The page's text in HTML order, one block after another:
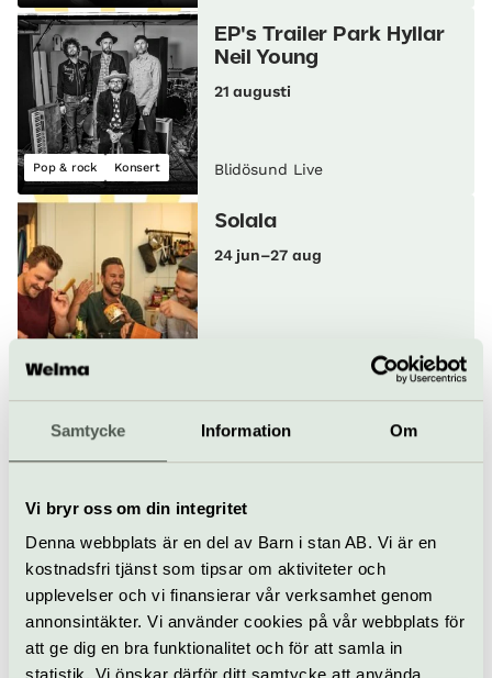
Samtycke Information Om
Vi bryr oss om din integritet
Denna webbplats är en del av Barn i stan AB. Vi är en
kostnadsfri tjänst som tipsar om aktiviteter och
upplevelser och vi finansierar vår verksamhet genom
annonsintäkter. Vi använder cookies på vår webbplats för
att ge dig en bra funktionalitet och för att samla in
Pop & rock Konsert
EP's Trailer Park Hyllar
Neil Young
21 augusti
Blidösund Live
Solala
24 jun–27 aug
Pop & rock Konsert
28 augusti
Blidösund Live
Almost Motown
11 jun–28 aug